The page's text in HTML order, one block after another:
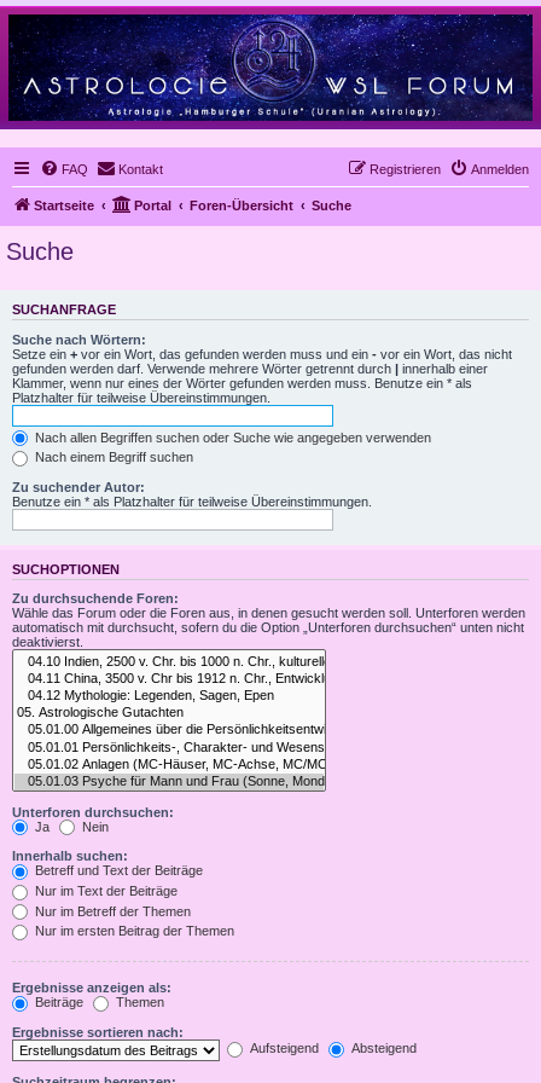
FAQ Kontakt Anmelden
Registrieren
Startseite Portal Foren-Übersicht Suche
Suche
SUCHANFRAGE
Suche nach Wörtern:
Setze ein + vor ein Wort, das gefunden werden muss und ein - vor ein Wort, das nicht
gefunden werden darf. Verwende mehrere Wörter getrennt durch | innerhalb einer
Klammer, wenn nur eines der Wörter gefunden werden muss. Benutze ein * als
Platzhalter für teilweise Übereinstimmungen.
Nach allen Begriffen suchen oder Suche wie angegeben verwenden
Nach einem Begriff suchen
Zu suchender Autor:
Benutze ein * als Platzhalter für teilweise Übereinstimmungen.
SUCHOPTIONEN
Zu durchsuchende Foren:
Wähle das Forum oder die Foren aus, in denen gesucht werden soll. Unterforen werden
automatisch mit durchsucht, sofern du die Option „Unterforen durchsuchen“ unten nicht
deaktivierst.
Unterforen durchsuchen:
Ja
Nein
Innerhalb suchen:
Betreff und Text der Beiträge
Nur im Text der Beiträge
Nur im Betreff der Themen
Nur im ersten Beitrag der Themen
Ergebnisse anzeigen als:
Beiträge
Themen
Ergebnisse sortieren nach:
Aufsteigend
Absteigend